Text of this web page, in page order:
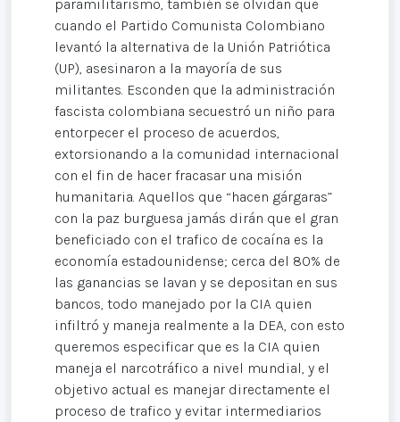
paramilitarismo, también se olvidan que
cuando el Partido Comunista Colombiano
levantó la alternativa de la Unión Patriótica
(UP), asesinaron a la mayoría de sus
militantes. Esconden que la administración
fascista colombiana secuestró un niño para
entorpecer el proceso de acuerdos,
extorsionando a la comunidad internacional
con el fin de hacer fracasar una misión
humanitaria. Aquellos que “hacen gárgaras”
con la paz burguesa jamás dirán que el gran
beneficiado con el trafico de cocaína es la
economía estadounidense; cerca del 80% de
las ganancias se lavan y se depositan en sus
bancos, todo manejado por la CIA quien
infiltró y maneja realmente a la DEA, con esto
queremos especificar que es la CIA quien
maneja el narcotráfico a nivel mundial, y el
objetivo actual es manejar directamente el
proceso de trafico y evitar intermediarios